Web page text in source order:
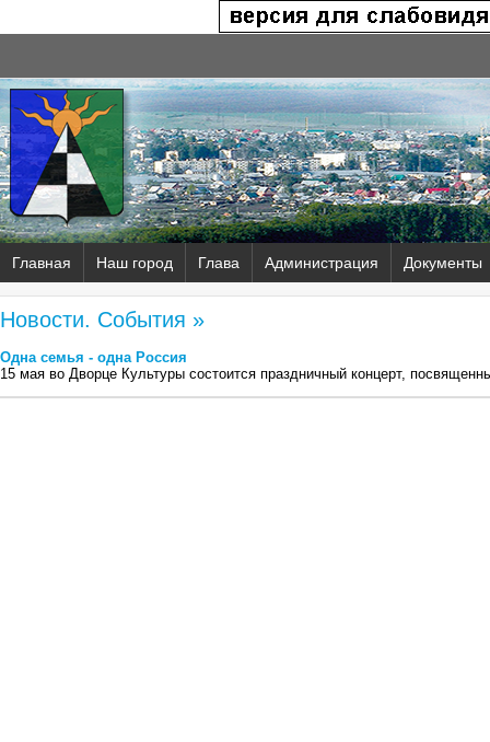
Главная Наш город Глава Администрация Документы
Новости. События »
Одна семья - одна Россия
15 мая во Дворце Культуры состоится праздничный концерт,